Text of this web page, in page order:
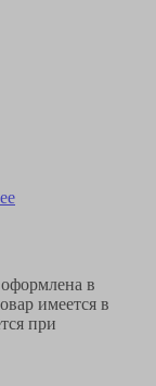
оформлена в
имеется в
при